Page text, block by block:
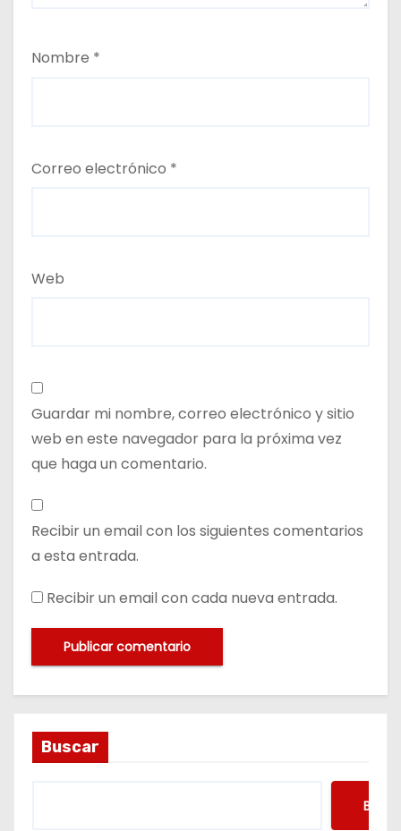
Nombre *
Correo electrónico *
Web
Guardar mi nombre, correo electrónico y sitio
web en este navegador para la próxima vez
que haga un comentario.
Recibir un email con los siguientes comentarios
a esta entrada.
Recibir un email con cada nueva entrada.
Buscar